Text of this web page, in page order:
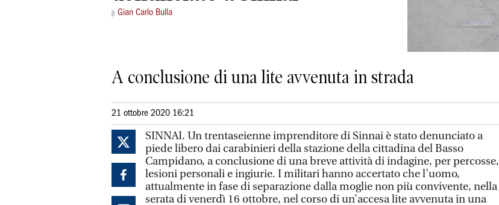
Gian Carlo Bulla
A conclusione di una lite avvenuta in strada
21 ottobre 2020 16:21
SINNAI. Un trentaseienne imprenditore di Sinnai è stato denunciato a
piede libero dai carabinieri della stazione della cittadina del Basso
Campidano, a conclusione di una breve attività di indagine, per percosse,
lesioni personali e ingiurie. I militari hanno accertato che l’uomo,
attualmente in fase di separazione dalla moglie non più convivente, nella
serata di venerdì 16 ottobre, nel corso di un’accesa lite avvenuta in una